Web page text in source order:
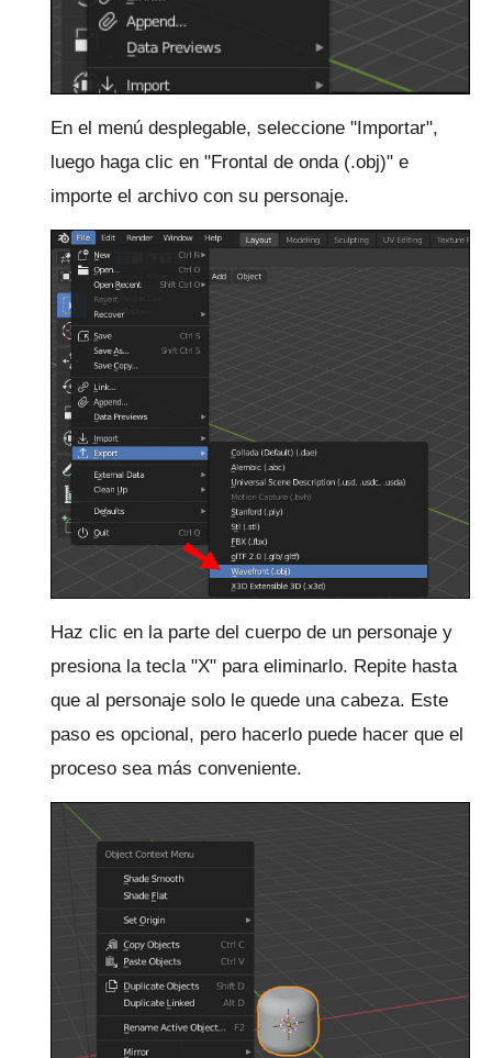
En el menú desplegable, seleccione "Importar",
luego haga clic en "Frontal de onda (.obj)" e
importe el archivo con su personaje.
Haz clic en la parte del cuerpo de un personaje y
presiona la tecla "X" para eliminarlo. Repite hasta
que al personaje solo le quede una cabeza. Este
paso es opcional, pero hacerlo puede hacer que el
proceso sea más conveniente.